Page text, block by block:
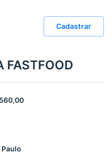
Cadastrar
FASTFOOD
Paulo